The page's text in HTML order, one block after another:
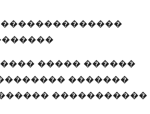
����� ������
�������
�����������